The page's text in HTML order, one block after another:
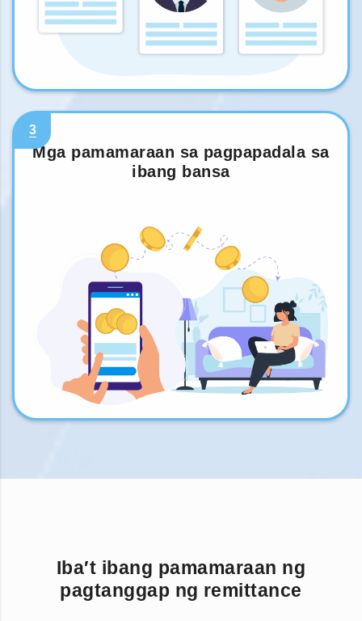
3
Mga pamamaraan sa pagpapadala sa
ibang bansa
Iba′t ibang pamamaraan ng
pagtanggap ng remittance